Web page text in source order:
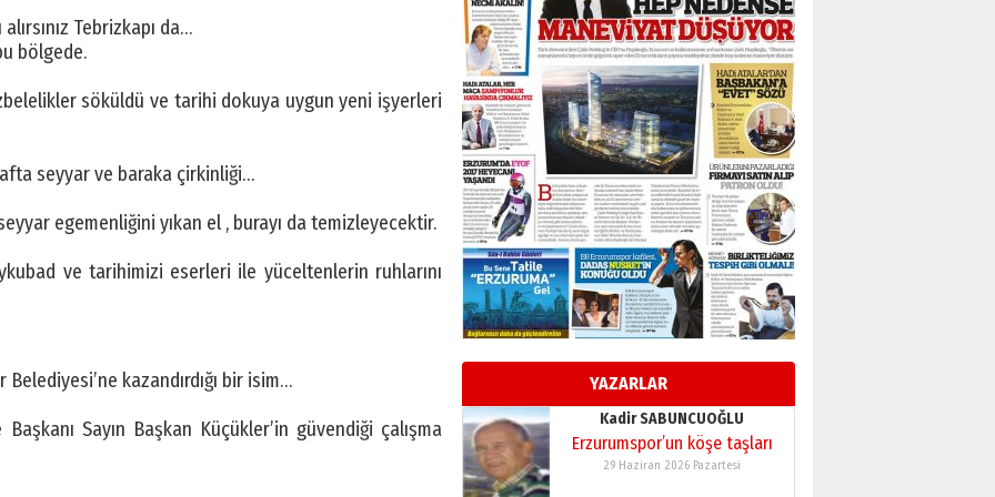
Tebrizkapı da…
bölgede.
söküldü ve tarihi dokuya uygun yeni işyerleri
seyyar ve baraka çirkinliği…
egemenliğini yıkan el , burayı da temizleyecektir.
ve tarihimizi eserleri ile yüceltenlerin ruhlarını
kazandırdığı bir isim…
Sayın Başkan Küçükler’in güvendiği çalışma
YAZARLAR
BİR BÖLÜM DEĞİL, BİR ÖMÜR
SEÇİYORSUNUZ… “NEDEN
ATATÜRK ÜNİVERSİTESİ?”
28 Temmuz 2026 Salı
Ahmet Gökhan YAZICI
Ahmed Yesevi’den bir
Alperen… ”Reisimiz” idi…
Hakka yürüdü.!
26 Mart 2026 Perşembe
Cem Bakırcı
Ardında bıraktığı hatıralarıyla
gönül adamı Faruk Terzioğlu!
13 Mayıs 2026 Çarşamba
Esat BİNDESEN
Başkan Sekmen’den Erzurum’a
bir vizyon proje daha!
02 Ağustos 2026 Pazar
Kadir SABUNCUOĞLU
Erzurumspor’un köşe taşları
29 Haziran 2026 Pazartesi